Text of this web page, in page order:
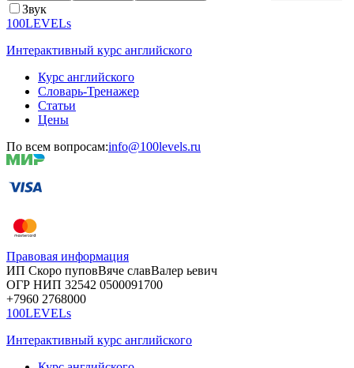
Звук
100LEVELs
Интерактивный курс английского
Курс английского
Словарь-Тренажер
Статьи
Цены
По всем вопросам:info@100levels.ru
Правовая информация
ИП Скоро пуповВяче славВалер ьевич
ОГР НИП 32542 0500091700
+7960 2768000
100LEVELs
Интерактивный курс английского